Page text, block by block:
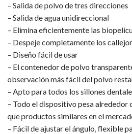
– Salida de polvo de tres direcciones
– Salida de agua unidireccional
– Elimina eficientemente las
– Despeje completamente los
– Diseño fácil de usar
– El contenedor de polvo
observación más fácil del polvo
– Apto para todos los sillones
– Todo el dispositivo pesa alrededor
que productos similares en el
– Fácil de ajustar el ángulo, flexible